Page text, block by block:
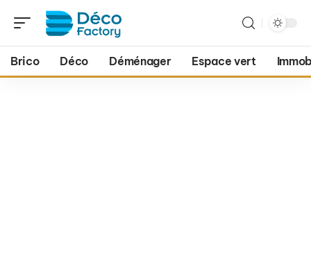
Brico Déco Déménager Espace vert